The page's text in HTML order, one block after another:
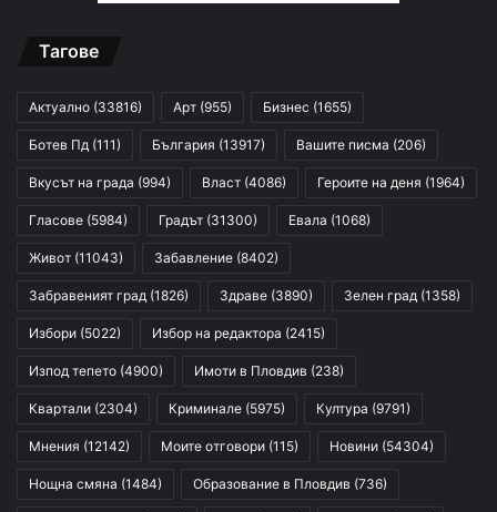
Тагове
Актуално (33816) Арт (955) Бизнес (1655)
Ботев Пд (111) България (13917) Вашите писма (206)
Вкусът на града (994) Власт (4086) Героите на деня (1964)
Гласове (5984) Градът (31300) Евала (1068)
Живот (11043) Забавление (8402)
Забравеният град (1826) Здраве (3890) Зелен град (1358)
Избори (5022) Избор на редактора (2415)
Изпод тепето (4900) Имоти в Пловдив (238)
Квартали (2304) Криминале (5975) Култура (9791)
Мнения (12142) Моите отговори (115) Новини (54304)
Нощна смяна (1484) Образование в Пловдив (736)